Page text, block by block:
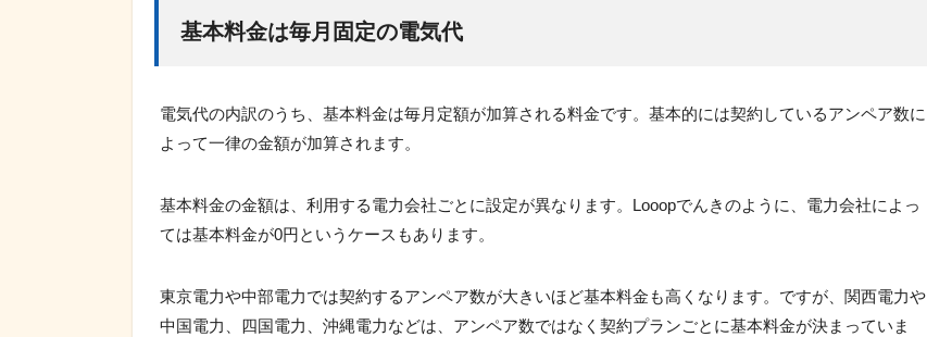
基本料金は毎月固定の電気代
電気代の内訳のうち、基本料金は毎月定額が加算される料金です。基本的には契約しているアンペア数に
よって一律の金額が加算されます。
基本料金の金額は、利用する電力会社ごとに設定が異なります。Looopでんきのように、電力会社によっ
ては基本料金が0円というケースもあります。
東京電力や中部電力では契約するアンペア数が大きいほど基本料金も高くなります。ですが、関西電力や
中国電力、四国電力、沖縄電力などは、アンペア数ではなく契約プランごとに基本料金が決まっていま